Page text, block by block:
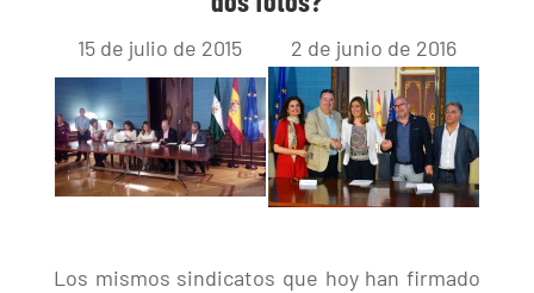
15 de julio de 2015 2 de junio de 2016
Los mismos sindicatos que hoy han firmado